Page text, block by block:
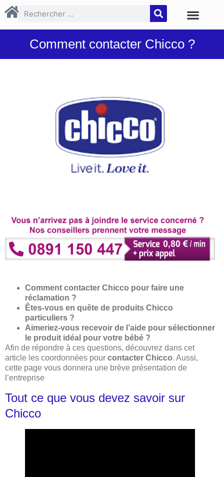
Comment contacter Chicco ?
Comment contacter Chicco pour faire une
réclamation ?
Êtes-vous en quête de produits Chicco
particuliers ?
Aimeriez-vous recevoir de l’aide pour sélectionner
le produit idéal pour votre bébé ?
Afin de répondre à ces questions, découvrez dans cet
article les coordonnées pour contacter Chicco. Aussi,
cette page vous donnera une brève présentation de
l’entreprise
Tout ce que vous devez savoir sur
Chicco